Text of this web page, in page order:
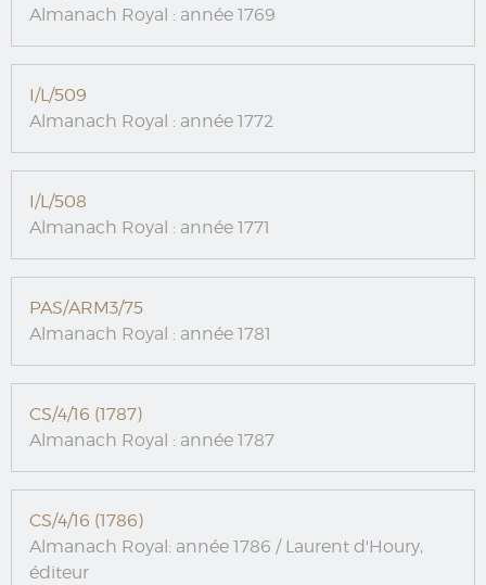
Almanach Royal : année 1769
I/L/509
Almanach Royal : année 1772
I/L/508
Almanach Royal : année 1771
PAS/ARM3/75
Almanach Royal : année 1781
CS/4/16 (1787)
Almanach Royal : année 1787
CS/4/16 (1786)
Almanach Royal: année 1786 / Laurent d'Houry,
éditeur